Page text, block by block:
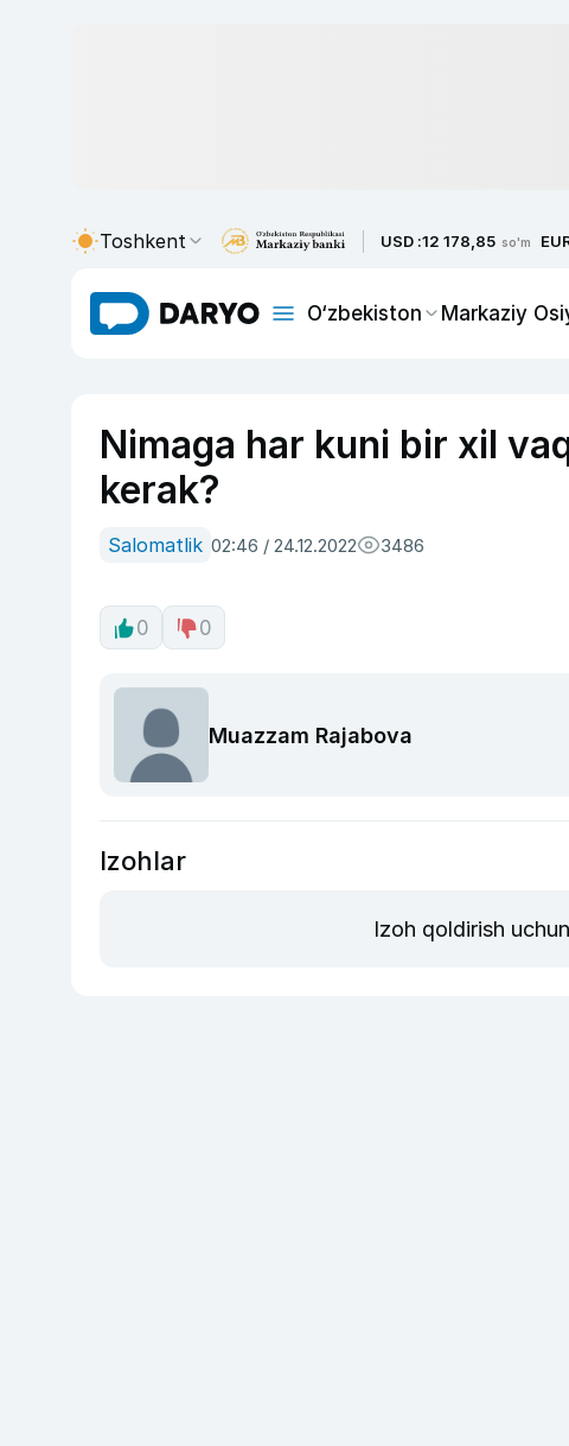
Toshkent USD :12 178,85 so'm
O‘zbekiston Markaziy
Nimaga har kuni bir xil
kerak?
Salomatlik 02:46 / 24.12.2022 3486
0 0
Muazzam Rajabova
Izohlar
Izoh qoldirish